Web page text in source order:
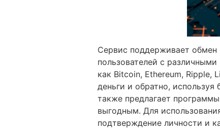
Сервис поддерживает обмен
пользователей с
как Bitcoin, Ethereum, Ripple,
деньги и обратно,
также предлагает
выгодным. Для
подтверждение личности и